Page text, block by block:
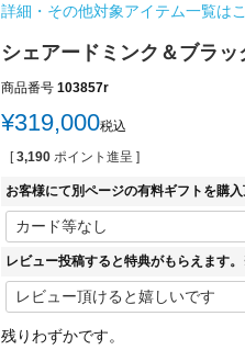
詳細・その他対象アイテム一覧は
シェアードミンク＆ブラ
商品番号 103857r
¥319,000税込
[ 3,190 ポイント進呈 ]
お客様にて別ページの有料ギフトを購
レビュー投稿すると特典がもらえます
残りわずかです。